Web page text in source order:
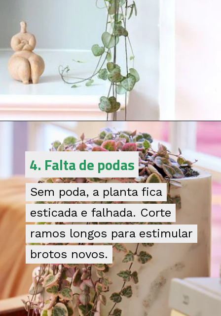
4. Falta de podas
4. Falta de podas
Sem poda, a planta fica
esticada e falhada. Corte
ramos longos para estimular
brotos novos.
Sem poda, a planta fica
esticada e falhada. Corte
ramos longos para estimular
brotos novos.